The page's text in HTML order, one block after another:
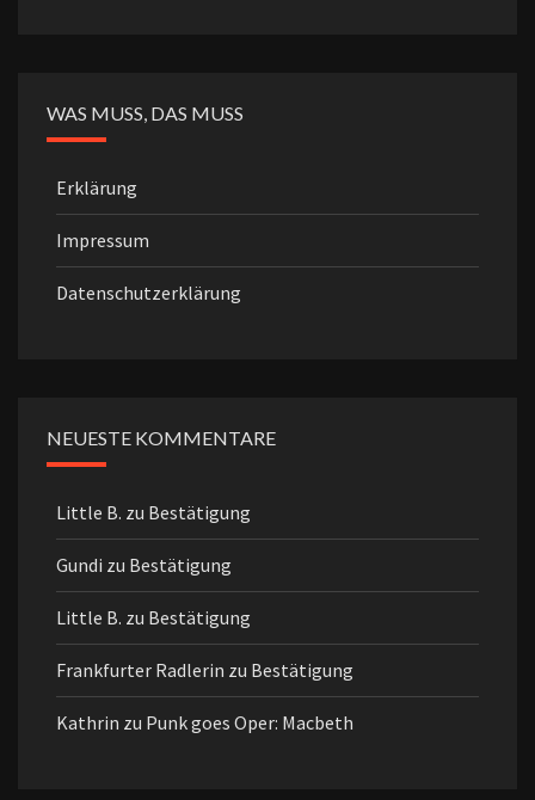
WAS MUSS, DAS MUSS
Erklärung
Impressum
Datenschutzerklärung
NEUESTE KOMMENTARE
Little B. zu Bestätigung
Gundi zu Bestätigung
Little B. zu Bestätigung
Frankfurter Radlerin zu Bestätigung
Kathrin zu Punk goes Oper: Macbeth